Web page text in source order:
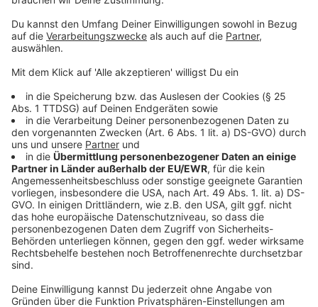
Prozent der Aerosole filtern, allerdings gleichzeitig
den Gegenüber nicht so sehr schützen wie eine OP-
oder FFP2-Maske.
Anzeige
Was kosten die Masken?
Anzeige
Der Preisunterschied ist erheblich. In größeren
Packungen gibt es OP-Masken zum Stückpreis von 50
Cent und weniger. Dagegen kosten FFP2-Masken nur
in den günstigsten Varianten etwas unter einem Euro
pro Stück, viele Händler verlangen sogar Preise von
Maske.